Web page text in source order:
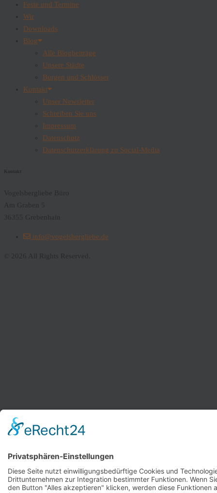
Feste und Termine
Wir
Downloads
Blog
Alle Blogbeiträge
Unsere Städte
Burgen und Schlösser
Kontakt
Unser Newsletter
Schreiben Sie uns
Impressum
Datenschutz
Datenschutzerklärung zu Social-Media
Kontakt
Vogelsbergliebe Büro
Am Graben 5
36355 Grebenhain
info@vogelsbergliebe.de
© 2026 All Rights Reserved.